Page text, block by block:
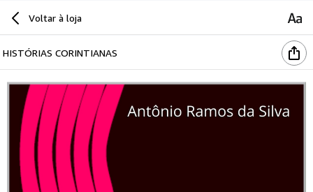
Voltar à loja
HISTÓRIAS CORINTIANAS